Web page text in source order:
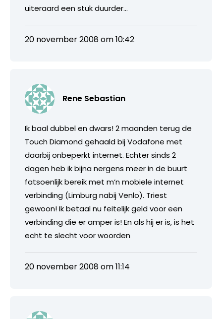
uiteraard een stuk duurder…
20 november 2008 om 10:42
Rene Sebastian
Ik baal dubbel en dwars! 2 maanden terug de
Touch Diamond gehaald bij Vodafone met
daarbij onbeperkt internet. Echter sinds 2
dagen heb ik bijna nergens meer in de buurt
fatsoenlijk bereik met m’n mobiele internet
verbinding (Limburg nabij Venlo). Triest
gewoon! Ik betaal nu feitelijk geld voor een
verbinding die er amper is! En als hij er is, is het
echt te slecht voor woorden
20 november 2008 om 11:14